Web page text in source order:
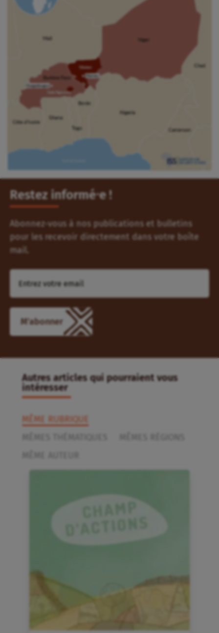
Restez informé⸱e !
Abonnez-vous à nos publications et bulletins
pour les recevoir directement dans votre boîte
mail.
Autres articles qui pourraient vous
intéresser
MÊME RUBRIQUE